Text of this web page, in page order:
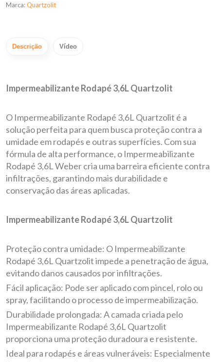
Marca:Quartzolit
Descrição Vídeo
Impermeabilizante Rodapé 3,6L Quartzolit
O Impermeabilizante Rodapé 3,6L Quartzolit é a
solução perfeita para quem busca proteção contra a
umidade em rodapés e outras superfícies. Com sua
fórmula de alta performance, o Impermeabilizante
Rodapé 3,6L Weber cria uma barreira eficiente contra
infiltrações, garantindo mais durabilidade e
conservação das áreas aplicadas.
Impermeabilizante Rodapé 3,6L Quartzolit
Proteção contra umidade: O Impermeabilizante
Rodapé 3,6L Quartzolit impede a penetração de água,
evitando danos causados por infiltrações.
Fácil aplicação: Pode ser aplicado com pincel, rolo ou
spray, facilitando o processo de impermeabilização.
Durabilidade prolongada: A camada criada pelo
Impermeabilizante Rodapé 3,6L Quartzolit
proporciona uma proteção duradoura e resistente.
Ideal para rodapés e áreas vulneráveis: Especialmente